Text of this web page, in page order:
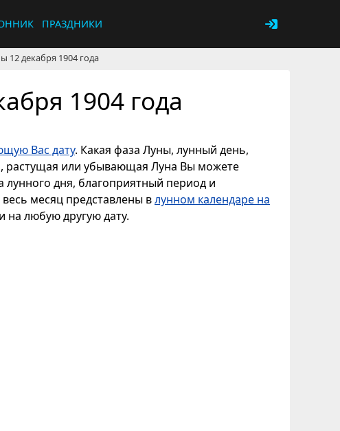
ПРАЗДНИКИ
12 декабря 1904 года
1904 года
Вас дату. Какая фаза Луны, лунный день,
растущая или убывающая Луна Вы можете
лунного дня, благоприятный период и
месяц представлены влунном календаре на
на любую другую дату.